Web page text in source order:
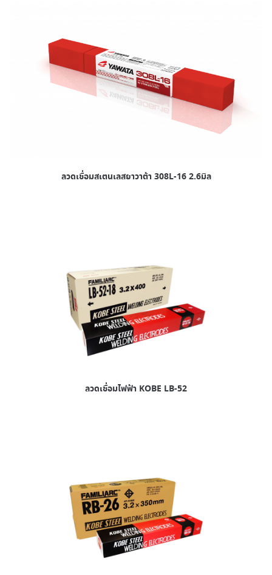
ลวดเชื่อมสเตนเลสยาวาต้า 308L-16 2.6มิล
ลวดเชื่อมไฟฟ้า KOBE LB-52